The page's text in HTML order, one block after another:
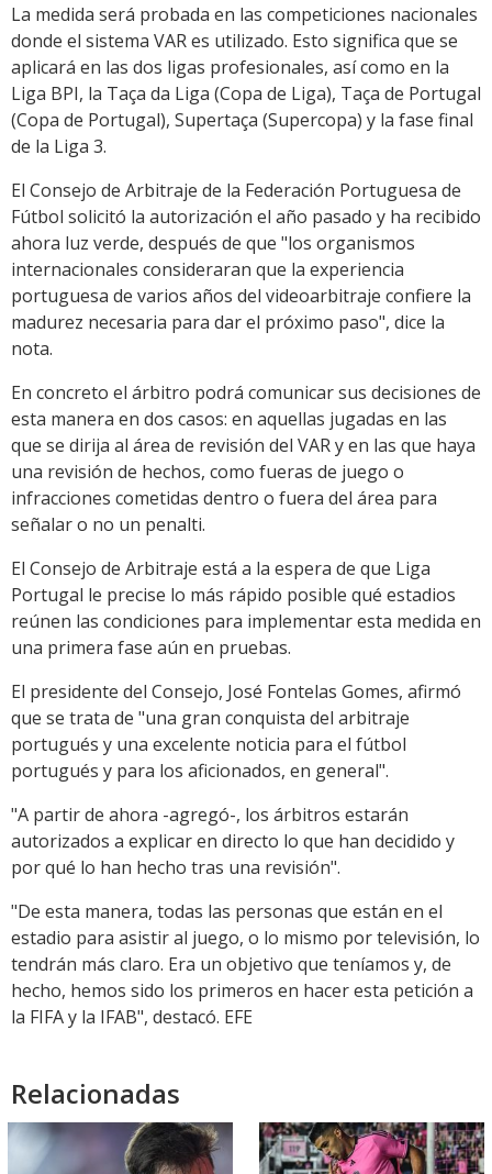
La medida será probada en las competiciones nacionales
donde el sistema VAR es utilizado. Esto significa que se
aplicará en las dos ligas profesionales, así como en la
Liga BPI, la Taça da Liga (Copa de Liga), Taça de Portugal
(Copa de Portugal), Supertaça (Supercopa) y la fase final
de la Liga 3.
El Consejo de Arbitraje de la Federación Portuguesa de
Fútbol solicitó la autorización el año pasado y ha recibido
ahora luz verde, después de que "los organismos
internacionales consideraran que la experiencia
portuguesa de varios años del videoarbitraje confiere la
madurez necesaria para dar el próximo paso", dice la
nota.
En concreto el árbitro podrá comunicar sus decisiones de
esta manera en dos casos: en aquellas jugadas en las
que se dirija al área de revisión del VAR y en las que haya
una revisión de hechos, como fueras de juego o
infracciones cometidas dentro o fuera del área para
señalar o no un penalti.
El Consejo de Arbitraje está a la espera de que Liga
Portugal le precise lo más rápido posible qué estadios
reúnen las condiciones para implementar esta medida en
una primera fase aún en pruebas.
El presidente del Consejo, José Fontelas Gomes, afirmó
que se trata de "una gran conquista del arbitraje
portugués y una excelente noticia para el fútbol
portugués y para los aficionados, en general".
"A partir de ahora -agregó-, los árbitros estarán
autorizados a explicar en directo lo que han decidido y
por qué lo han hecho tras una revisión".
"De esta manera, todas las personas que están en el
estadio para asistir al juego, o lo mismo por televisión, lo
tendrán más claro. Era un objetivo que teníamos y, de
hecho, hemos sido los primeros en hacer esta petición a
la FIFA y la IFAB", destacó. EFE
Relacionadas